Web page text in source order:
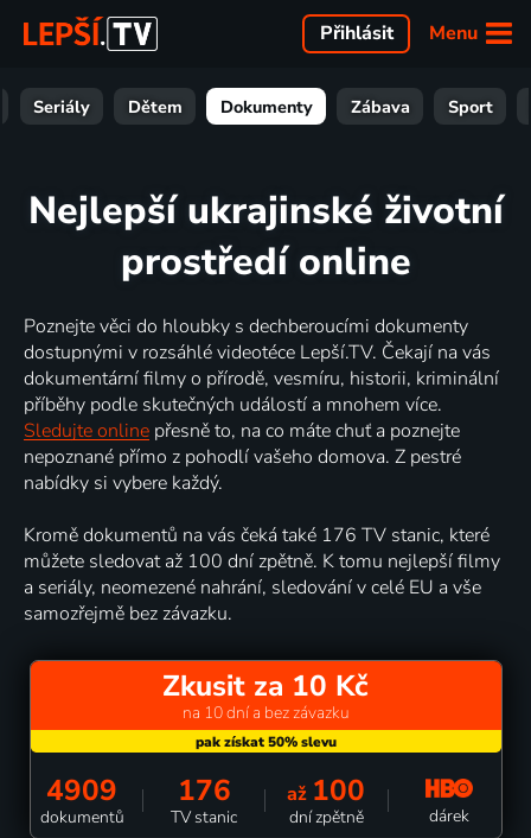
Menu
Přihlásit
Seriály Dětem Dokumenty Zábava Sport
Nejlepší ukrajinské životní
prostředí online
Poznejte věci do hloubky s dechberoucími dokumenty
dostupnými v rozsáhlé videotéce Lepší.TV. Čekají na vás
dokumentární filmy o přírodě, vesmíru, historii, kriminální
příběhy podle skutečných událostí a mnohem více.
Sledujte online přesně to, na co máte chuť a poznejte
nepoznané přímo z pohodlí vašeho domova. Z pestré
nabídky si vybere každý.
Kromě dokumentů na vás čeká také 176 TV stanic, které
můžete sledovat až 100 dní zpětně. K tomu nejlepší filmy
a seriály, neomezené nahrání, sledování v celé EU a vše
samozřejmě bez závazku.
Zkusit za 10 Kč
na 10 dní a bez závazku
4909
dokumentů
176
TV stanic
až 100
dní zpětně dárek